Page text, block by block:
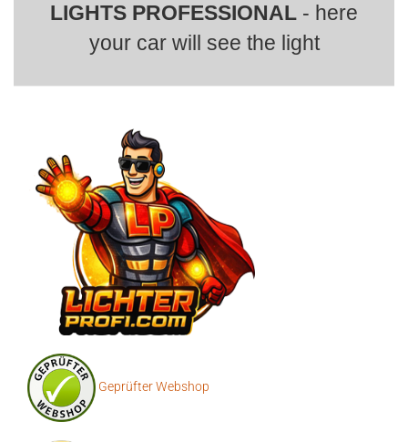
LIGHTS PROFESSIONAL - here
your car will see the light
Geprüfter Webshop